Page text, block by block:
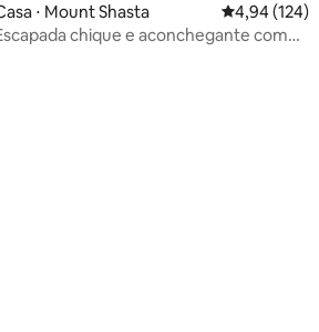
média de 5, 83 avaliações
⋅ Mount Shasta 4,94 de uma
4,94 (124)
chique e aconchegante com